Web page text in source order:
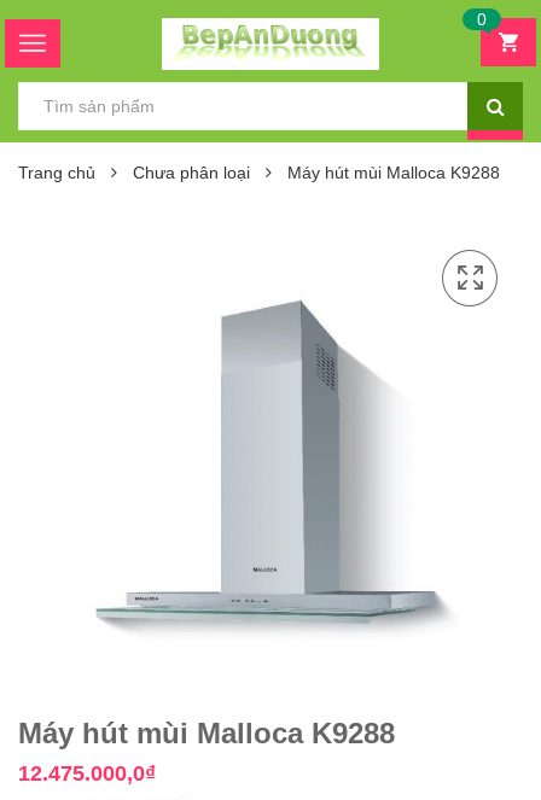
0
Trang chủ Chưa phân loại Máy hút mùi Malloca K9288
Máy hút mùi Malloca K9288
12.475.000,0₫